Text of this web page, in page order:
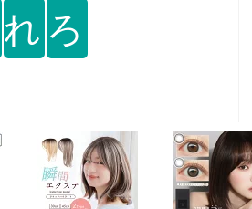
れ ろ